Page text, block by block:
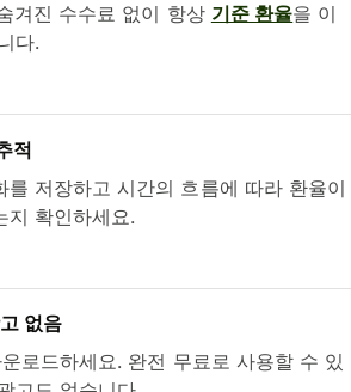
겨진 수수료 없이 항상 기준 환율을 이
다.
적
를 저장하고 시간의 흐름에 따라 환율이
지 확인하세요.
없음
로드하세요. 완전 무료로 사용할 수 있